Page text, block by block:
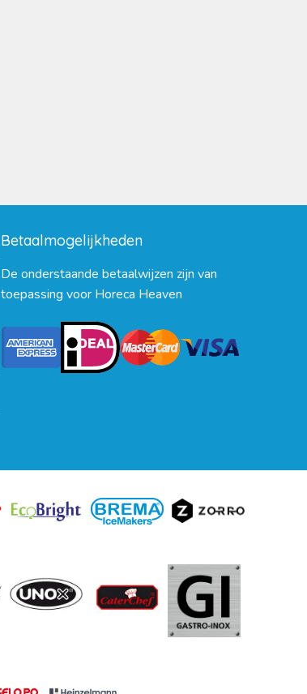
Betaalmogelijkheden
De onderstaande betaalwijzen zijn van
toepassing voor Horeca Heaven